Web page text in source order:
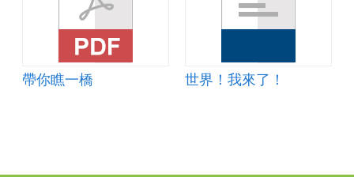
帶你瞧一橋 世界！我來了！